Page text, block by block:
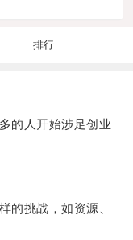
排行
的人开始涉足创业
挑战，如资源、